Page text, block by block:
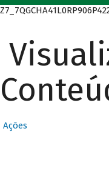
Ações